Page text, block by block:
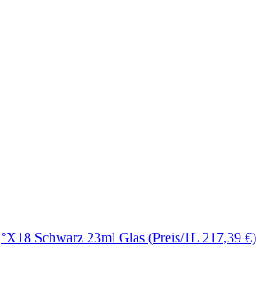
°X18 Schwarz 23ml Glas (Preis/1L 217,39 €)